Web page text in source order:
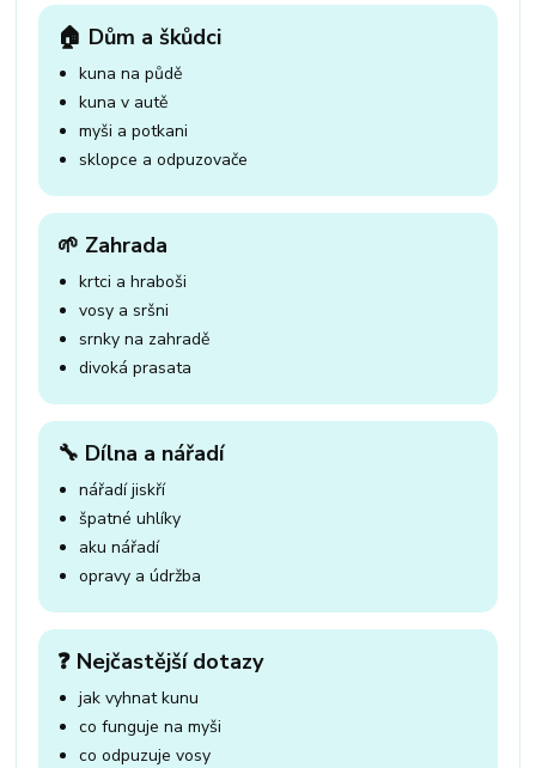
🏠 Dům a škůdci
kuna na půdě
kuna v autě
myši a potkani
sklopce a odpuzovače
🌱 Zahrada
krtci a hraboši
vosy a sršni
srnky na zahradě
divoká prasata
🔧 Dílna a nářadí
nářadí jiskří
špatné uhlíky
aku nářadí
opravy a údržba
❓ Nejčastější dotazy
jak vyhnat kunu
co funguje na myši
co odpuzuje vosy